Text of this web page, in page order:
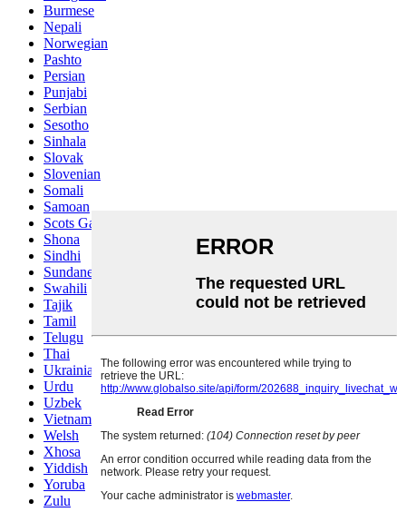
Burmese
Nepali
Norwegian
Pashto
Persian
Punjabi
Serbian
Sesotho
Sinhala
Slovak
Slovenian
Somali
Samoan
Scots Gaelic
Shona
Sindhi
Sundanese
Swahili
Tajik
Tamil
Telugu
Thai
Ukrainian
Urdu
Uzbek
Vietnamese
Welsh
Xhosa
Yiddish
Yoruba
Zulu